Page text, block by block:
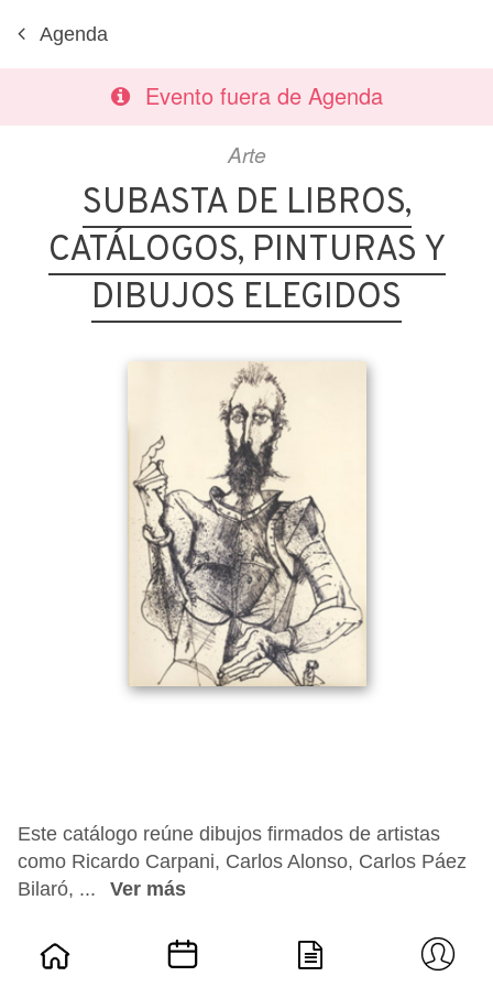
Agenda
Evento fuera de Agenda
Arte
SUBASTA DE LIBROS,
CATÁLOGOS, PINTURAS Y
DIBUJOS ELEGIDOS
Este catálogo reúne dibujos firmados de artistas
como Ricardo Carpani, Carlos Alonso, Carlos Páez
Bilaró, ...
Ver más